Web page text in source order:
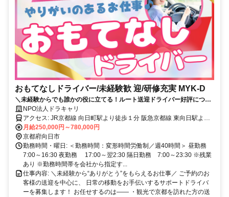
おもてなしドライバー/未経験歓 迎/研修充実 MYK-D
＼未経験からでも誰かの役に立てる！ルート送迎ドライバー好評につき
大募集！／
NPO法人ドラキャリ
アクセス: JR京都線 向日町駅より徒歩１分 阪急京都線 東向日駅より
徒歩10分
月給250,000円～780,000円
京都府向日市
勤務時間・曜日: ＜勤務時間：変形時間労働制／週40時間＞ 昼勤務
7:00～16:30 夜勤務 17:00～翌2:30 隔日勤務 7:00～23:30 ※残業
あり ※勤務時間帯を会社から指定す...
仕事内容: ＼未経験から“ありがとう”をもらえるお仕事／ ご予約のお
客様の送迎を中心に、 日常の移動をお手伝いするサポートドライバ
ーを募集します！ お任せするのは―― ・観光で京都を訪れた方の送